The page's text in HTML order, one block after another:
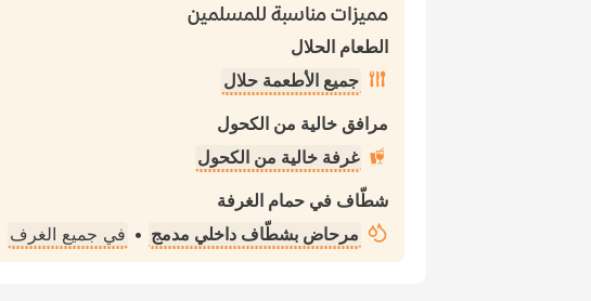
مميزات مناسبة للمسلمين
الطعام الحلال
جميع الأطعمة حلال
مرافق خالية من الكحول
غرفة خالية من الكحول
شطّاف في حمام الغرفة
مرحاض بشطّاف داخلي مدمج • في جميع الغرف